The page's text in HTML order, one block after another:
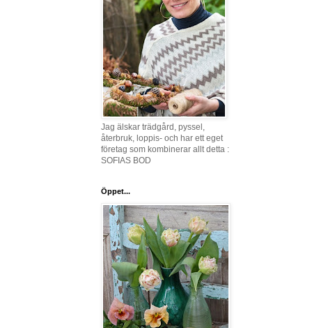
Jag älskar trädgård, pyssel,
återbruk, loppis- och har ett eget
företag som kombinerar allt detta :
SOFIAS BOD
Öppet...